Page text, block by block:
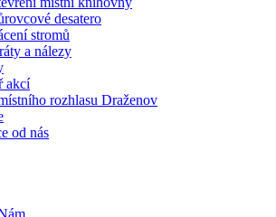
desatero
stromů
a nálezy
akcí
rozhlasu Draženov
od nás